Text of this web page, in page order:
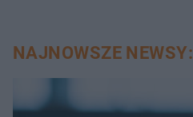
NAJNOWSZE NEWSY: